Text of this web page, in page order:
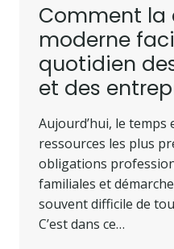
Comment la
moderne
quotidien
et des
Aujourd’hui, le temps
ressources les plus
obligations
familiales et
souvent difficile de
C’est dans ce…